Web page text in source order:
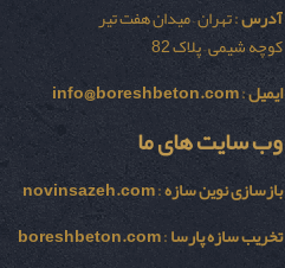
آدرس: تهران – میدان هفت تیر
کوچه شیمی – پلاک 82
ایمیل:
info@boreshbeton.com
وب سایت های ما
بازسازی نوين سازه:
novinsazeh.com
تخریب سازه پارسا:
boreshbeton.com